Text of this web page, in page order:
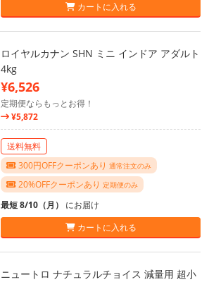
カートに入れる
ロイヤルカナン SHN ミニ インドア アダルト
4kg
¥6,526
定期便ならもっとお得！
¥5,872
送料無料
300円OFFクーポンあり 通常注文のみ
20%OFFクーポンあり 定期便のみ
最短 8/10（月） にお届け
カートに入れる
ニュートロ ナチュラルチョイス 減量用 超小